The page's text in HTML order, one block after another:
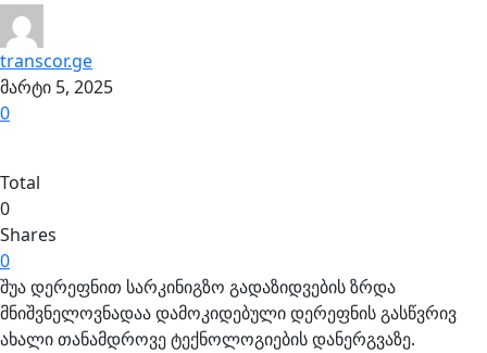
transcor.ge
მარტი 5, 2025
0
Total
0
Shares
0
შუა დერეფნით სარკინიგზო გადაზიდვების ზრდა
მნიშვნელოვნადაა დამოკიდებული დერეფნის გასწვრივ
ახალი თანამდროვე ტექნოლოგიების დანერგვაზე.